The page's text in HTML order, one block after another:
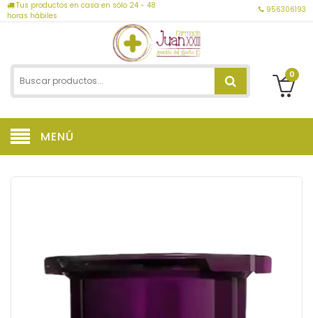
Tus productos en casa en sólo 24 - 48
horas hábiles
956306193
0
MENÚ